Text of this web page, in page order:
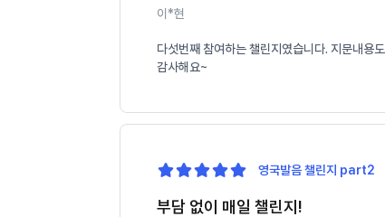
이*현
다섯번째 참여하는 챌린지였습니다. 지문내용
감사해요~
영국발음 챌린지 part2
부담 없이 매일 챌린지!